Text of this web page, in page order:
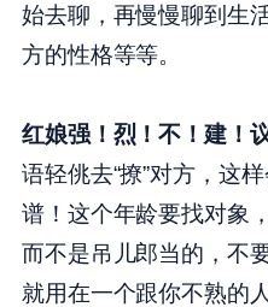
始去聊，再慢慢聊到生
方的性格等等。
红娘强！烈！不！建！
语轻佻去“撩”对方，这
谱！这个年龄要找对象
而不是吊儿郎当的，不
就用在一个跟你不熟的